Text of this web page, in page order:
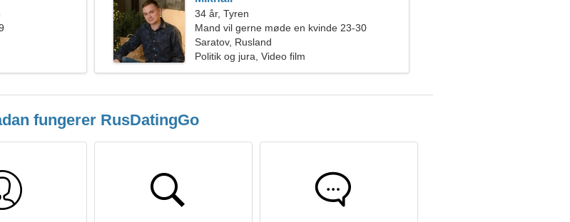
34 år, Tyren
Mand vil gerne møde en kvinde 23-30
Saratov, Rusland
Politik og jura, Video film
fungerer RusDatingGo